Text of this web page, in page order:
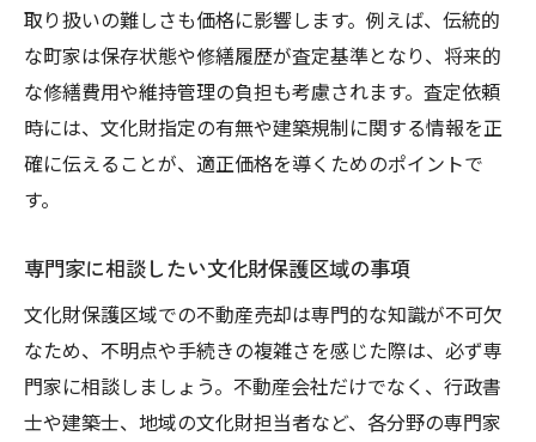
取り扱いの難しさも価格に影響します。例えば、伝統的
な町家は保存状態や修繕履歴が査定基準となり、将来的
な修繕費用や維持管理の負担も考慮されます。査定依頼
時には、文化財指定の有無や建築規制に関する情報を正
確に伝えることが、適正価格を導くためのポイントで
す。
専門家に相談したい文化財保護区域の事項
文化財保護区域での不動産売却は専門的な知識が不可欠
なため、不明点や手続きの複雑さを感じた際は、必ず専
門家に相談しましょう。不動産会社だけでなく、行政書
士や建築士、地域の文化財担当者など、各分野の専門家